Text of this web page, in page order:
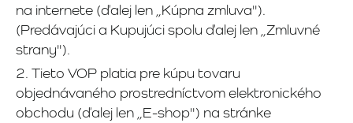
na internete (ďalej len „Kúpna zmluva").
(Predávajúci a Kupujúci spolu ďalej len „Zmluvné
strany").
2. Tieto VOP platia pre kúpu tovaru
objednávaného prostredníctvom elektronického
obchodu (ďalej len „E-shop") na stránke